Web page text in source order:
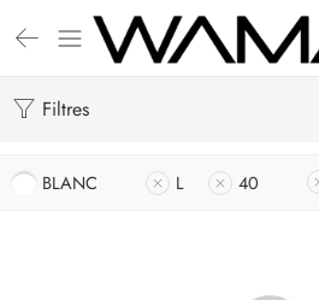
Filtres
BLANC L 40